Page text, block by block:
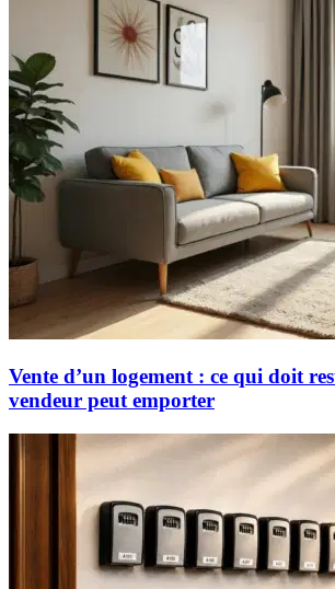
Vente d’un logement : ce qui doit
vendeur peut emporter